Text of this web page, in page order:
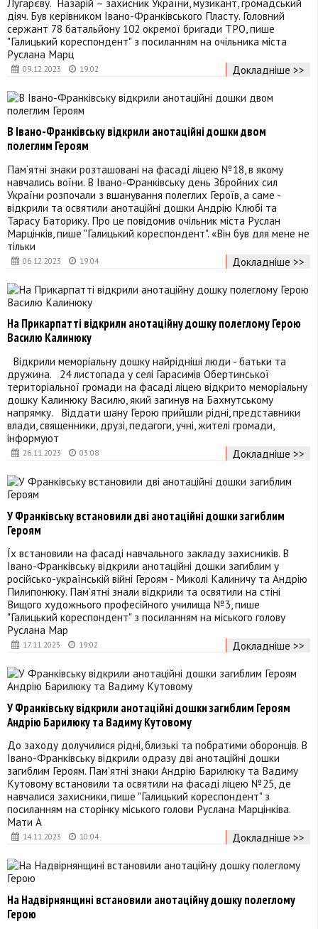
09.12.2023 19:02
Лугарєву. Назарій – захисник України, музикант, громадський
діяч. Був керівником Івано-Франківського Пласту. Головний
сержант 78 батальйону 102 окремої бригади ТРО, пише
"Галицький кореспондент" з посиланням на очільника міста
Руслана Марц
Докладніше >>
06.12.2023 19:04
В Івано-Франківську відкрили анотаційні дошки двом
полеглим Героям
Пам‘ятні знаки розташовані на фасаді ліцею №18, в якому
навчались воїни. В Івано-Франківську день Збройних сил
України розпочали з вшанування полеглих Героїв, а саме -
відкрили та освятили анотаційні дошки Андрію Клюбі та
Тарасу Баторику. Про це повідомив очільник міста Руслан
Марцінків, пише "Галицький кореспондент". «Він був для мене не
тільки
Докладніше >>
26.11.2023 03:08
На Прикарпатті відкрили анотаційну дошку полеглому Герою
Василю Калинюку
Відкрили меморіальну дошку найрідніші люди - батьки та
дружина. 24 листопада у селі Гарасимів Обертинської
територіальної громади на фасаді ліцею відкрито меморіальну
дошку Калинюку Василю, який загинув на Бахмутському
напрямку. Віддати шану Герою прийшли рідні, представники
влади, священники, друзі, педагоги, учні, жителі громади,
інформуют
Докладніше >>
17.11.2023 19:02
У Франківську встановили дві анотаційні дошки загиблим
Героям
Їх встановили на фасаді навчального закладу захисників. В
Івано-Франківську відкрили анотаційні дошки загиблим у
російсько-українській війні Героям - Миколі Калиничу та Андрію
Пилипонюку. Пам’ятні знали відкрили та освятили на стіні
Вищого художнього професійного училища №3, пише
"Галицький кореспондент" з посиланням на міського голову
Руслана Мар
Докладніше >>
14.11.2023 10:04
У Франківську відкрили анотаційні дошки загиблим Героям
Андрію Барилюку та Вадиму Кутовому
До заходу долучилися рідні, близькі та побратими оборонців. В
Івано-Франківську відкрили одразу дві анотаційні дошки
загиблим Героям. Пам’ятні знаки Андрію Барилюку та Вадиму
Кутовому встановили та освятили на фасаді ліцею №25, де
навчалися захисники, пише "Галицький кореспондент" з
посиланням на сторінку міського голови Руслана Марцінківа.
Мати А
Докладніше >>
На Надвірнянщині встановили анотаційну дошку полеглому
Герою